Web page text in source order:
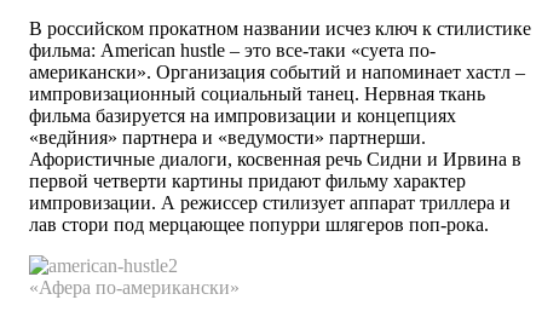
В российском прокатном названии исчез ключ к стилистике
фильма: American hustlе – это все-таки «суета по-
американски». Организация событий и напоминает хастл –
импровизационный социальный танец. Нервная ткань
фильма базируется на импровизации и концепциях
«ведйния» партнера и «ведумости» партнерши.
Афористичные диалоги, косвенная речь Сидни и Ирвина в
первой четверти картины придают фильму характер
импровизации. А режиссер стилизует аппарат триллера и
лав стори под мерцающее попурри шлягеров поп-рока.
«Афера по-американски»